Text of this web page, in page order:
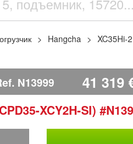
Hangcha XC35Hi-
N13999 41 319
XCY2H-SI)